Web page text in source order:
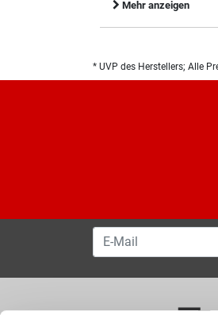
Mehr anzeigen
* UVP des Herstellers; Alle